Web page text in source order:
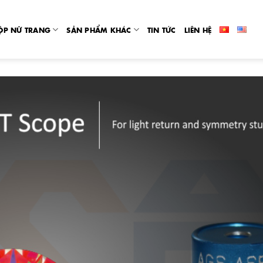
NỮ TRANG SẢN PHẨM KHÁC TIN TỨC LIÊN HỆ